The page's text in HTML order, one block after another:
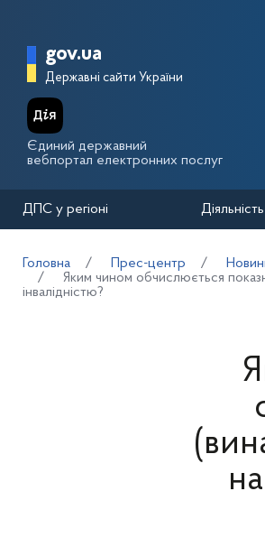
Головна сторінка
gov.ua
Державні сайти України
Єдиний державний
вебпортал електронних послуг
ДПС у регіоні Діяльність
Головна Прес-центр
Яким чином обчислюється
інвалідністю?